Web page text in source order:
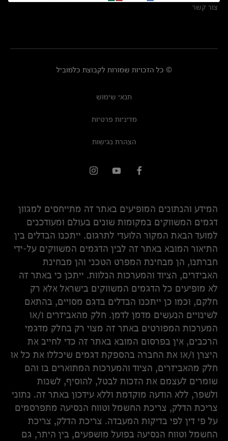
צור קשר
© כל הזכויות שמורות לקבוצת כלמוביל
תנאי שימוש
מדיניות פרטיות
הצהרת נגישות
המידע והנתונים המופיעים באתר זה מתייחסים למגוון
דגמים המשווקים במקומות שונים בעולם ומעודכנים
למועד הבאת המקור הלועדי לתרגום. ייתכנו הבדלים בין
התיאור המובא באתר זה לבין הדגמים המשווקים על-ידי
חברתנו, הן מבחינת המפרט הטכני והן מבחינת
האביזרים, הציוד והמערכות הנלוות. ייתכן כי באתר זה
לא מופיעים כל הדגמים המשווקים בישראל אלא רק
חלקם, וכמו כן ייתכנו הבדלים בדגם מסויים, בהתאם
לשינויים הנעשים מדמן לדמן. חלק מהאביזרים ו/או
המערכות המפורטים באתר זה מצוי רק בחלק מדגמי
הרכבים, אין בפרסום המובא באתר זה כדי לחייב את
היצרן ו/או את החברה בהספקת דגמים שיכללו את כל או
חלק מהאביזרים, הציוד והמערכות המתוארים בו והם
שומרים לעצמם את הזכות לבטל, להוסיף, לשנות
ולשפר, ללא הודעה מוקדמת וללא עידכון באתר זה. נתוני
צריכת הדלק, צריכת החשמל וטווח הנסיעה מתפרסמים
על פי דין לפי בדיקות המעבדה. צריכת הדלק, צריכת
החשמל וטווח הנסיעה בפועל מושפעים, בין היתר, גם